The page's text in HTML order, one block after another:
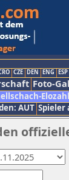
CZE DEN ENG ESP
Foto-
Elozahl
AUT Spieler